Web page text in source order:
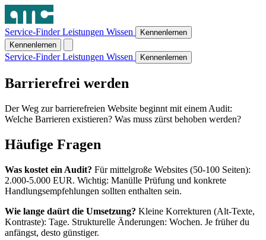
Service-FinderLeistungen Wissen
Kennenlernen
Kennenlernen
Service-FinderLeistungen Wissen Kennenlernen
Barrierefrei werden
Der Weg zur barrierefreien Website beginnt mit einem Audit:
Welche Barrieren existieren? Was muss zürst behoben werden?
Häufige Fragen
Was kostet ein Audit? Für mittelgroße Websites (50-100 Seiten):
2.000-5.000 EUR. Wichtig: Manülle Prüfung und konkrete
Handlungsempfehlungen sollten enthalten sein.
Wie lange daürt die Umsetzung? Kleine Korrekturen (Alt-Texte,
Kontraste): Tage. Strukturelle Änderungen: Wochen. Je früher du
anfängst, desto günstiger.